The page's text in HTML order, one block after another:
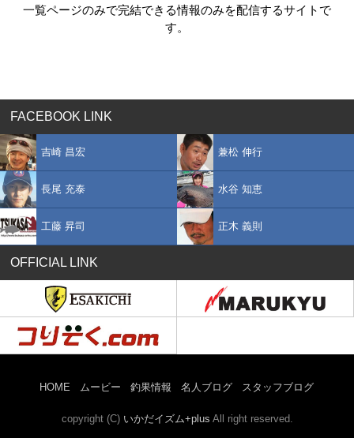
一覧ページのみで完結できる情報のみを配信するサイトで
す。
FACEBOOK LINK
吉崎 昌宏 兼松 伸行
長尾 充泰 水谷 知恵
工藤 昇司 正木 義則
OFFICIAL LINK
HOME ムービー 釣果情報 名人ブログ スタッフブログ
copyright (C) いかだイズム+plus All right reserved.